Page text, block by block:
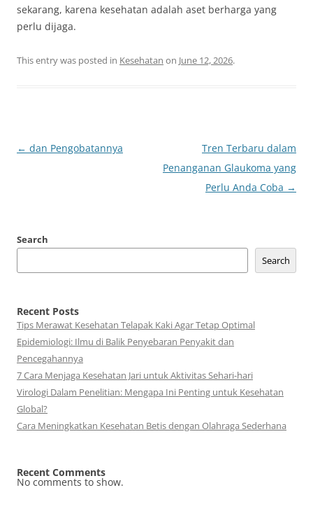
sekarang, karena kesehatan adalah aset berharga yang
perlu dijaga.
This entry was posted in Kesehatan on June 12, 2026.
Post
← dan Pengobatannya
Tren Terbaru dalam
Penanganan Glaukoma yang
Perlu Anda Coba →
Search
Search
Recent Posts
Tips Merawat Kesehatan Telapak Kaki Agar Tetap Optimal
Epidemiologi: Ilmu di Balik Penyebaran Penyakit dan
Pencegahannya
7 Cara Menjaga Kesehatan Jari untuk Aktivitas Sehari-hari
Virologi Dalam Penelitian: Mengapa Ini Penting untuk Kesehatan
Global?
Cara Meningkatkan Kesehatan Betis dengan Olahraga Sederhana
Recent Comments
No comments to show.